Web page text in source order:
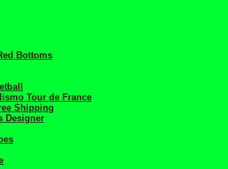
Bottoms
Tour de France
Shipping
Designer